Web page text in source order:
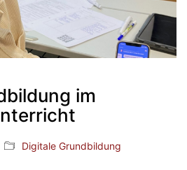
im
Digitale Grundbildung